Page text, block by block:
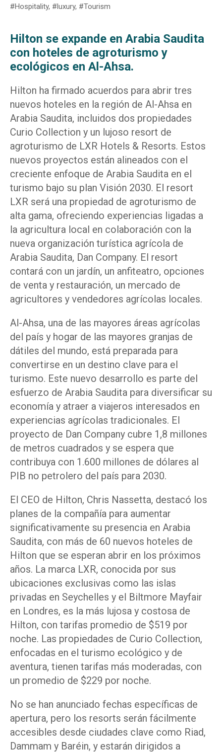
#Hospitality, #luxury, #Tourism
Hilton se expande en Arabia Saudita
con hoteles de agroturismo y
ecológicos en Al-Ahsa.
Hilton ha firmado acuerdos para abrir tres
nuevos hoteles en la región de Al-Ahsa en
Arabia Saudita, incluidos dos propiedades
Curio Collection y un lujoso resort de
agroturismo de LXR Hotels & Resorts. Estos
nuevos proyectos están alineados con el
creciente enfoque de Arabia Saudita en el
turismo bajo su plan Visión 2030. El resort
LXR será una propiedad de agroturismo de
alta gama, ofreciendo experiencias ligadas a
la agricultura local en colaboración con la
nueva organización turística agrícola de
Arabia Saudita, Dan Company. El resort
contará con un jardín, un anfiteatro, opciones
de venta y restauración, un mercado de
agricultores y vendedores agrícolas locales.
Al-Ahsa, una de las mayores áreas agrícolas
del país y hogar de las mayores granjas de
dátiles del mundo, está preparada para
convertirse en un destino clave para el
turismo. Este nuevo desarrollo es parte del
esfuerzo de Arabia Saudita para diversificar su
economía y atraer a viajeros interesados en
experiencias agrícolas tradicionales. El
proyecto de Dan Company cubre 1,8 millones
de metros cuadrados y se espera que
contribuya con 1.600 millones de dólares al
PIB no petrolero del país para 2030.
El CEO de Hilton, Chris Nassetta, destacó los
planes de la compañía para aumentar
significativamente su presencia en Arabia
Saudita, con más de 60 nuevos hoteles de
Hilton que se esperan abrir en los próximos
años. La marca LXR, conocida por sus
ubicaciones exclusivas como las islas
privadas en Seychelles y el Biltmore Mayfair
en Londres, es la más lujosa y costosa de
Hilton, con tarifas promedio de $519 por
noche. Las propiedades de Curio Collection,
enfocadas en el turismo ecológico y de
aventura, tienen tarifas más moderadas, con
un promedio de $229 por noche.
No se han anunciado fechas específicas de
apertura, pero los resorts serán fácilmente
accesibles desde ciudades clave como Riad,
Dammam y Baréin, y estarán dirigidos a